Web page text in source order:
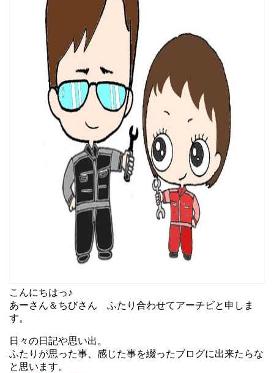
こんにちはっ♪
あーさん＆ちびさん ふたり合わせてアーチビと申しま
す。
日々の日記や思い出。
ふたりが思った事、感じた事を綴ったブログに出来たらな
と思います。